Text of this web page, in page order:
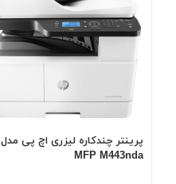
پرینتر چندکاره لیزری اچ پی مدل
MFP M443nda